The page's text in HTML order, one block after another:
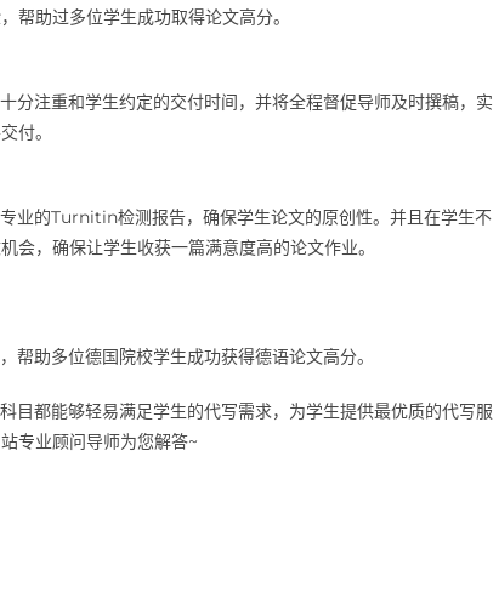
帮助过多位学生成功取得论文高分。
注重和学生约定的交付时间，并将全程督促导师及时撰稿，实
付。
业的Turnitin检测报告，确保学生论文的原创性。并且在学生不
会，确保让学生收获一篇满意度高的论文作业。
助多位德国院校学生成功获得德语论文高分。
都能够轻易满足学生的代写需求，为学生提供最优质的代写服
专业顾问导师为您解答~